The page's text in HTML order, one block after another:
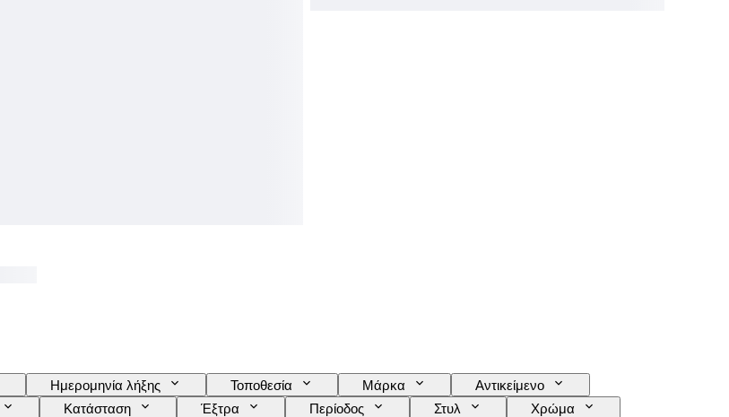
Ημερομηνία λήξης Τοποθεσία Μάρκα
Αντικείμενο
Κατάσταση Έξτρα Περίοδος Στυλ
Χρώμα